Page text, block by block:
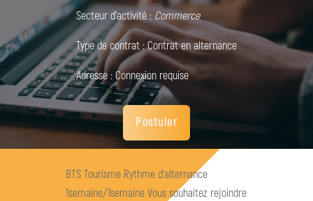
Secteur d'activité : Commerce
Type de contrat :Contrat en alternance
Adresse : Connexion requise
Postuler
BTS Tourisme Rythme d'alternance
1semaine/1semaine Vous souhaitez rejoindre